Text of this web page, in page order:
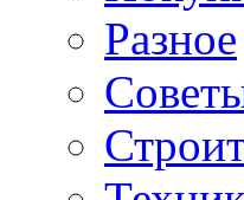
Разное